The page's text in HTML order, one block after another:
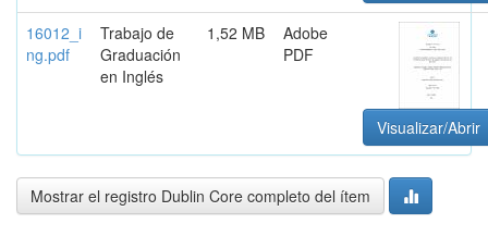
16012_i
ng.pdf
Trabajo de
Graduación
en Inglés
1,52 MB
Adobe
PDF
Visualizar/Abrir
Mostrar el registro Dublin Core completo del ítem